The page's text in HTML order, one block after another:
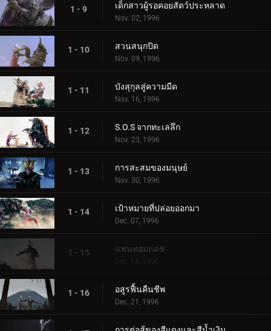
1 - 9 เด็กสาวผู้รอคอยสัตว์ประหลาด
Nov. 02, 1996
1 - 10 สวนสนุกปิด
Nov. 09, 1996
1 - 11 บังสุกุลสู่ความมืด
Nov. 16, 1996
1 - 12 S.O.S จากทะเลลึก
Nov. 23, 1996
1 - 13 การสะสมของมนุษย์
Nov. 30, 1996
1 - 14 เป้าหมายที่ปล่อยออกมา
Dec. 07, 1996
1 - 15 แฟนทอมแดช
Dec. 14, 1996
1 - 16 อสูรฟื้นคืนชีพ
Dec. 21, 1996